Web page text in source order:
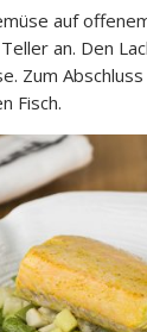
auf
an. Den
Zum
Fisch.